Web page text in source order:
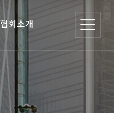
협회소개